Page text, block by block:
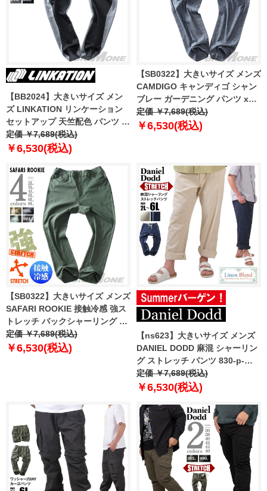
【BB2024】大きいサイズ メン
ズ LINKATION リンケーション
セットアップ 天竺配色 パンツ ア
スレジャー スポーツウェア
lkswp-240402
定価 ￥7,689(税込)
￥6,530(税込)
【SB0322】大きいサイズ メンズ
CAMDIGO キャンディゴ シャン
ブレー ガーデニング パンツ x3-
121a
定価 ￥7,689(税込)
￥6,530(税込)
【SB0322】大きいサイズ メンズ
SAFARI ROOKIE 接触冷感 強ス
トレッチ バックシャーリング 5
ポケット パンツ 18891
定価 ￥7,689(税込)
￥6,530(税込)
【ns623】大きいサイズ メンズ
DANIEL DODD 麻混 シャーリン
グ ストレッチ パンツ 830-p-
250201 【t2501】
定価 ￥7,689(税込)
￥6,530(税込)